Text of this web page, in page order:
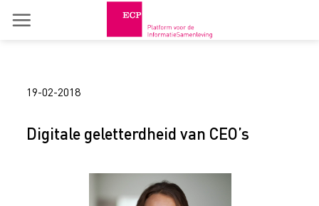
19-02-2018
Digitale geletterdheid van CEO’s